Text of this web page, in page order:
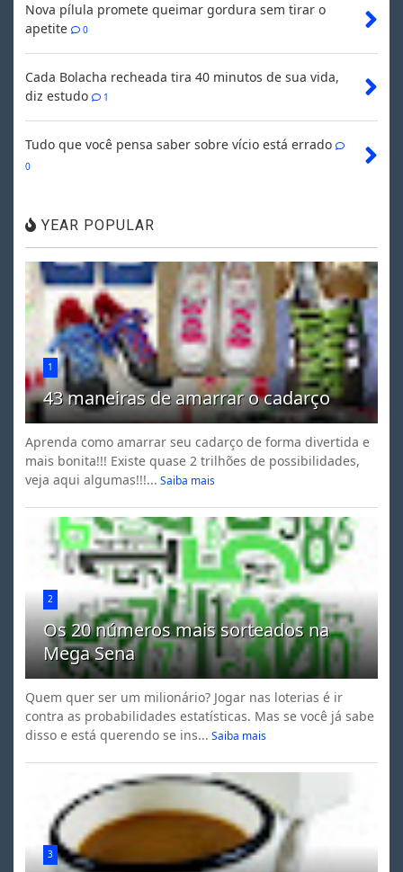
Nova pílula promete queimar gordura sem tirar o
apetite
0
Cada Bolacha recheada tira 40 minutos de sua vida,
diz estudo
1
Tudo que você pensa saber sobre vício está errado
0
YEAR POPULAR
1
43 maneiras de amarrar o cadarço
Aprenda como amarrar seu cadarço de forma divertida e
mais bonita!!! Existe quase 2 trilhões de possibilidades,
veja aqui algumas!!!... Saiba mais
2
Os 20 números mais sorteados na
Mega Sena
Quem quer ser um milionário? Jogar nas loterias é ir
contra as probabilidades estatísticas. Mas se você já sabe
disso e está querendo se ins... Saiba mais
3